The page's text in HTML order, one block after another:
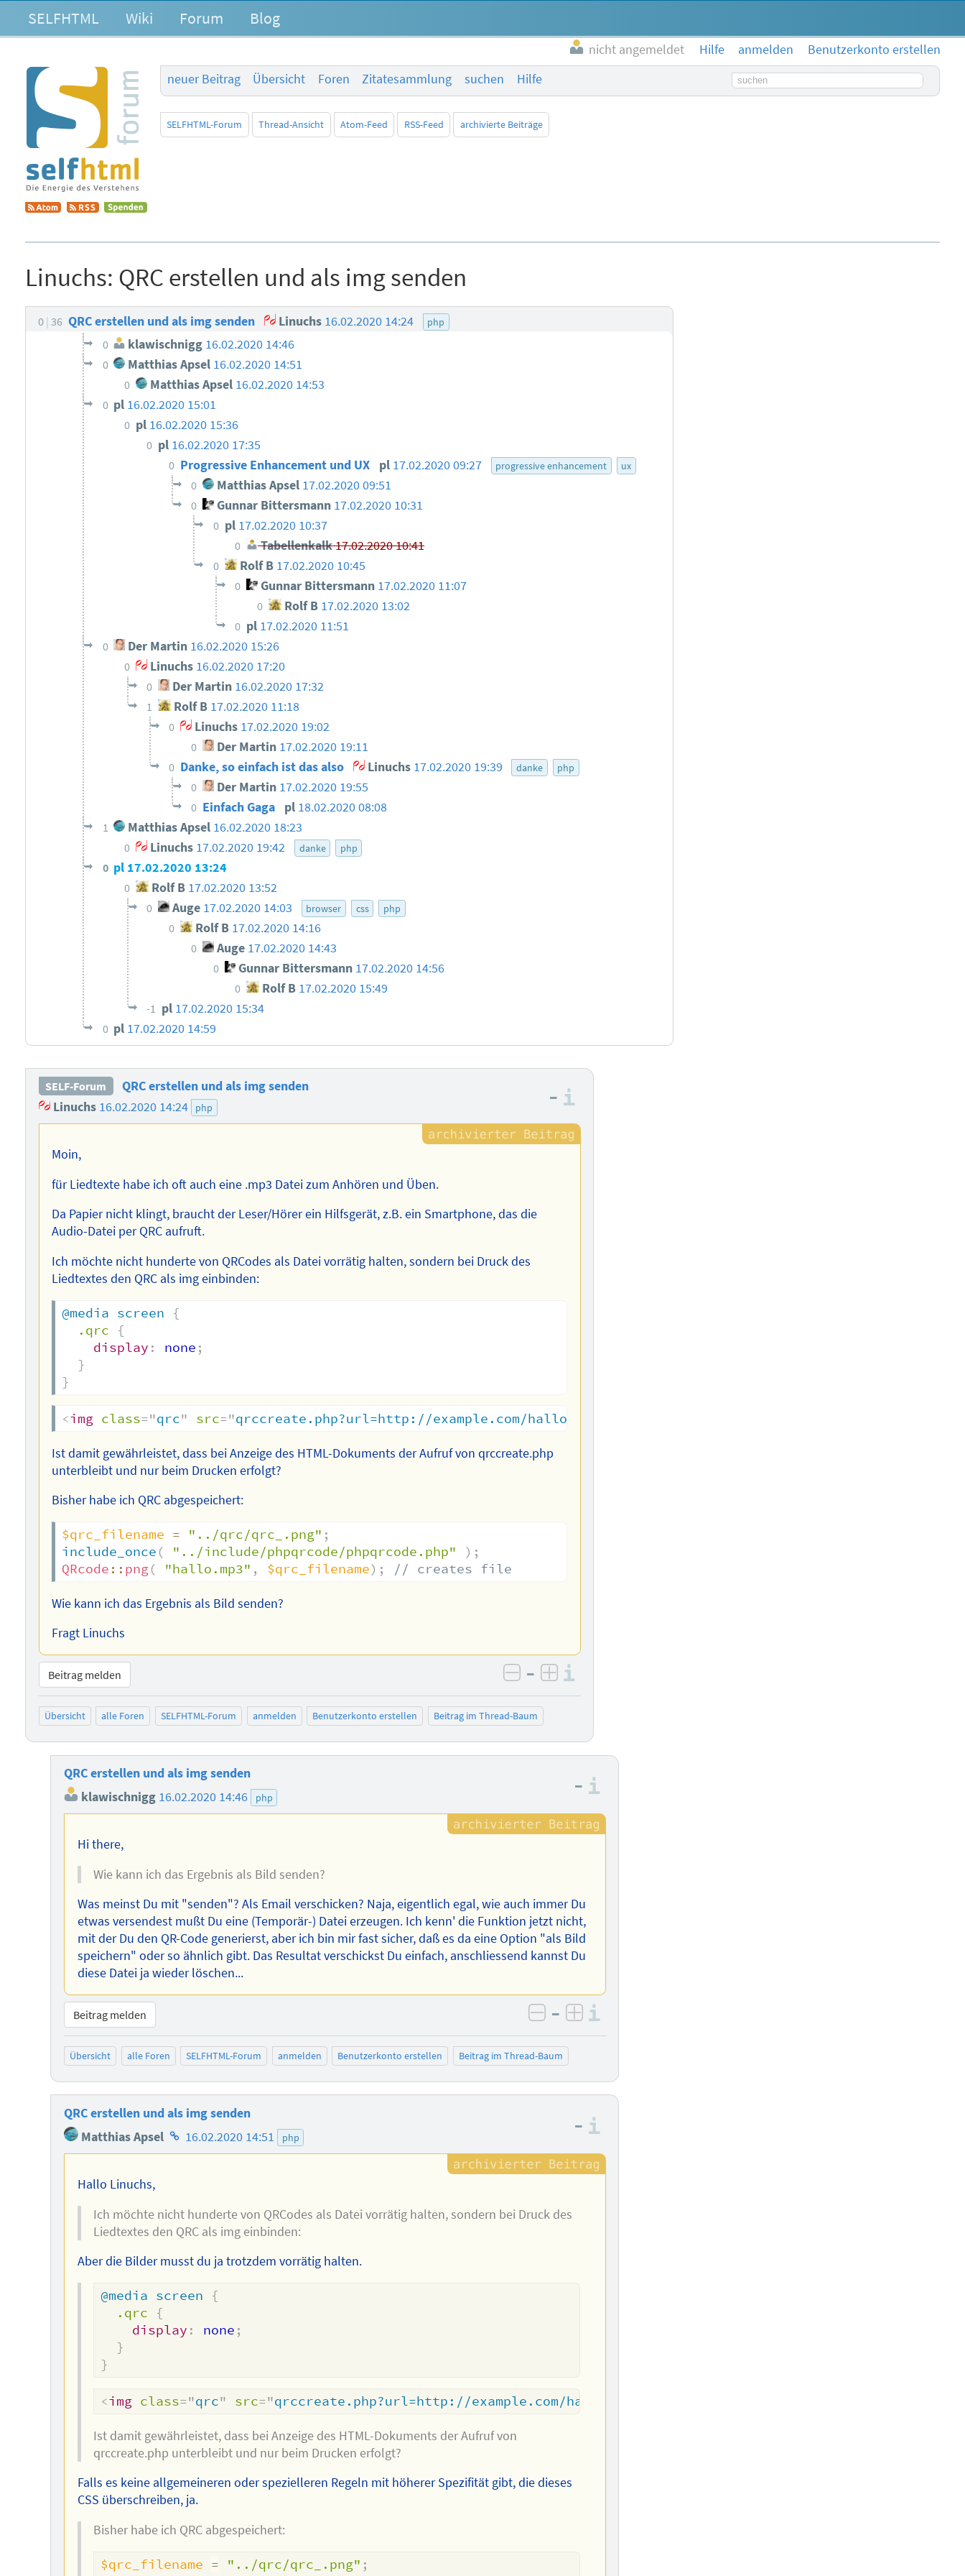
SELFHTML Wiki Forum Blog
nicht angemeldet Hilfe anmelden
Benutzerkonto erstellen
neuer Beitrag
Übersicht Foren Zitatesammlung suchen Hilfe Suchbegriff
SELFHTML-Forum Thread-Ansicht Atom-Feed RSS-Feed archivierte Beiträge
Linuchs: QRC erstellen und als img senden
0 36 QRC erstellen und als img senden Linuchs 16.02.2020 14:24 php
0 klawischnigg 16.02.2020 14:46
0 Matthias Apsel 16.02.2020 14:51
0 Matthias Apsel 16.02.2020 14:53
0 pl 16.02.2020 15:01
0 pl 16.02.2020 15:36
0 pl 16.02.2020 17:35
0 Progressive Enhancement und UX pl 17.02.2020 09:27 progressive enhancement ux
0 Matthias Apsel 17.02.2020 09:51
0 Gunnar Bittersmann 17.02.2020 10:31
0 pl 17.02.2020 10:37
0 Tabellenkalk17.02.2020 10:41
0 Rolf B 17.02.2020 10:45
0 Gunnar Bittersmann 17.02.2020 11:07
0 Rolf B 17.02.2020 13:02
0 pl 17.02.2020 11:51
0 Der Martin 16.02.2020 15:26
0 Linuchs 16.02.2020 17:20
0 Der Martin 16.02.2020 17:32
1 Rolf B 17.02.2020 11:18
0 Linuchs 17.02.2020 19:02
0 Der Martin 17.02.2020 19:11
0 Danke, so einfach ist das also Linuchs 17.02.2020 19:39 danke php
0 Der Martin 17.02.2020 19:55
0 Einfach Gaga pl 18.02.2020 08:08
1 Matthias Apsel 16.02.2020 18:23
0 Linuchs 17.02.2020 19:42 danke php
0 pl 17.02.2020 13:24
0 Rolf B 17.02.2020 13:52
0 Auge 17.02.2020 14:03 browser css php
0 Rolf B 17.02.2020 14:16
0 Auge 17.02.2020 14:43
0 Gunnar Bittersmann 17.02.2020 14:56
0 Rolf B 17.02.2020 15:49
-1 pl 17.02.2020 15:34
0 pl 17.02.2020 14:59
SELF-Forum
QRC erstellen und als img senden
Linuchs 16.02.2020 14:24 php
–
Moin,
für Liedtexte habe ich oft auch eine .mp3 Datei zum Anhören und Üben.
Da Papier nicht klingt, braucht der Leser/Hörer ein Hilfsgerät, z.B. ein Smartphone, das die
Audio-Datei per QRC aufruft.
Ich möchte nicht hunderte von QRCodes als Datei vorrätig halten, sondern bei Druck des
Liedtextes den QRC als img einbinden:
@media screen
{
.qrc
{
display : none ;
}
}
<img class="qrc" src="qrccreate.php?url=http://example.com/hallo.mp3
Ist damit gewährleistet, dass bei Anzeige des HTML-Dokuments der Aufruf von qrccreate.php
unterbleibt und nur beim Drucken erfolgt?
Bisher habe ich QRC abgespeichert:
$qrc_filename = "../qrc/qrc_.png" ;
include_once ( "../include/phpqrcode/phpqrcode.php" ) ;
QRcode :: png( "hallo.mp3" , $qrc_filename) ; // creates file
Wie kann ich das Ergebnis als Bild senden?
Fragt Linuchs
Beitrag melden negativ bewerten
– positiv bewerten
Übersicht alle Foren SELFHTML-Forum anmelden Benutzerkonto erstellen Beitrag im Thread-Baum
QRC erstellen und als img senden
klawischnigg 16.02.2020 14:46 php
–
Hi there,
Wie kann ich das Ergebnis als Bild senden?
Was meinst Du mit "senden"? Als Email verschicken? Naja, eigentlich egal, wie auch immer Du
etwas versendest mußt Du eine (Temporär-) Datei erzeugen. Ich kenn' die Funktion jetzt nicht,
mit der Du den QR-Code generierst, aber ich bin mir fast sicher, daß es da eine Option "als Bild
speichern" oder so ähnlich gibt. Das Resultat verschickst Du einfach, anschliessend kannst Du
diese Datei ja wieder löschen...
Beitrag melden negativ bewerten
– positiv bewerten
Übersicht alle Foren SELFHTML-Forum anmelden Benutzerkonto erstellen Beitrag im Thread-Baum
QRC erstellen und als img senden
Matthias Apsel Homepage
des
16.02.2020 14:51 php
–
Hallo Linuchs,
Ich möchte nicht hunderte von QRCodes als Datei vorrätig halten, sondern bei Druck des
Liedtextes den QRC als img einbinden:
Aber die Bilder musst du ja trotzdem vorrätig halten.
@media screen
{
.qrc
{
display : none ;
}
}
<img class="qrc" src="qrccreate.php?url=http://example.com/hallo.mp3
Ist damit gewährleistet, dass bei Anzeige des HTML-Dokuments der Aufruf von
qrccreate.php unterbleibt und nur beim Drucken erfolgt?
Falls es keine allgemeineren oder spezielleren Regeln mit höherer Spezifität gibt, die dieses
CSS überschreiben, ja.
Bisher habe ich QRC abgespeichert:
$qrc_filename = "../qrc/qrc_.png" ;